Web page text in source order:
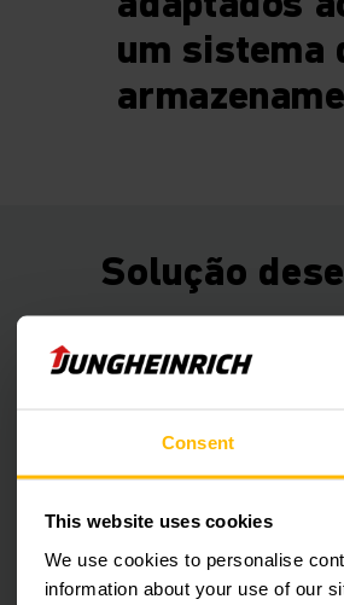
Consent
This website uses cookies
We use cookies to personalise
information about your use of our
um sistema
Solução
Berlim, de onde a GLX
No sistema de prateleiras
retirados em quatro
separadores de pedido